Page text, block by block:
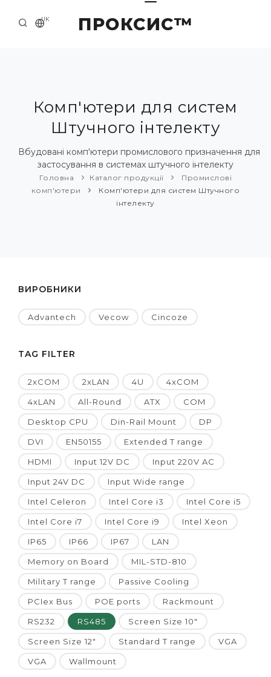
ПРОКСИС™
UK
ПРО НАС
ПРИКЛАДИ ТА РІШЕННЯ
КАТАЛОГ ПРОДУКЦІЇ
НОВИНИ
Комп'ютери для систем
Штучного інтелекту
Вбудовані комп'ютери промислового призначення для
застосування в системах штучного інтелекту
Головна Каталог продукції
Промислові
комп'ютери
Комп'ютери для систем Штучного
інтелекту
ВИРОБНИКИ
Advantech Vecow Cincoze
TAG FILTER
2xCOM 2xLAN 4U 4xCOM
4xLAN All-Round ATX COM
Desktop CPU Din-Rail Mount DP
DVI EN50155 Extended T range
HDMI Input 12V DC Input 220V AC
Input 24V DC Input Wide range
Intel Celeron Intel Core i3 Intel Core i5
Intel Core i7 Intel Core i9 Intel Xeon
IP65 IP66 IP67 LAN
Memory on Board MIL-STD-810
Military T range Passive Cooling
PCIex Bus POE ports Rackmount
RS232 RS485 Screen Size 10"
Screen Size 12" Standard T range VGA
VGA Wallmount